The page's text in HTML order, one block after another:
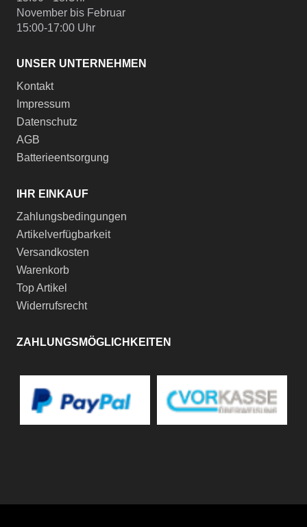
November bis Februar
15:00-17:00 Uhr
UNSER UNTERNEHMEN
Kontakt
Impressum
Datenschutz
AGB
Batterieentsorgung
IHR EINKAUF
Zahlungsbedingungen
Artikelverfügbarkeit
Versandkosten
Warenkorb
Top Artikel
Widerrufsrecht
ZAHLUNGSMÖGLICHKEITEN